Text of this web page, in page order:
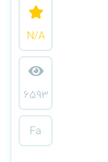
N/A
6593
Fa